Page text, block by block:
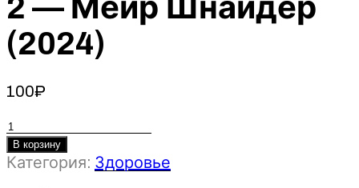
2 — Меир Шнайдер
(2024)
100₽
Количество
товара
Прозрение:
В корзину
Категория: Здоровье